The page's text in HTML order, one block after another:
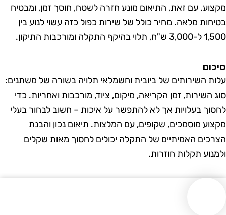
עם זאת, התיאום מונע חזרה לשטח, חוסך זמן, ומבטיח
מלאה. מחיר כולל של שירות כפול כזה עשוי לנוע בין
ומורכבות התיקון.
השירותים של ביובית וחשמלאי תלויה בשורה של משתנים:
השירות, זמן הקריאה, מיקום, ציוד, מורכבות ואחריות. כדי
בעלויות אך לא להתפשר על איכות – חשוב לבחור בעלי
מוסמכים, שקופים, עם המלצות. תיאום נכון והבנת
האמיתיים של התקלה יכולים לחסוך מאות שקלים
תקלות חוזרות.